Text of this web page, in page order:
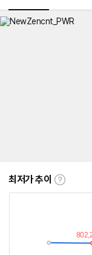
최저가 추이
최
란?